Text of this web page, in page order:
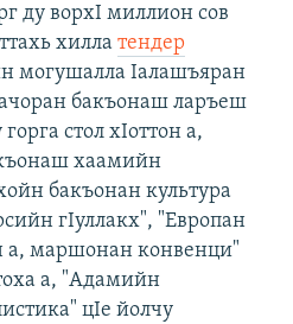
ду ворхI миллион сов
хилла тендер
могушалла Iалашъяран
бакъонаш ларъеш
стол хIоттон а,
хаамийн
бакъонан культура
гIуллакх", "Европан
маршонан конвенци"
а, "Адамийн
цIе йолчу